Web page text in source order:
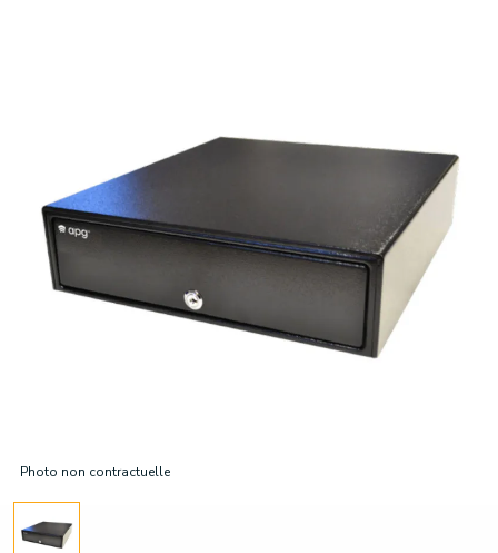
Photo non contractuelle